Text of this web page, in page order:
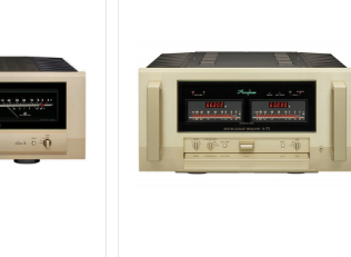
xuyến ở 2 kênh phải trái cho âm lượng